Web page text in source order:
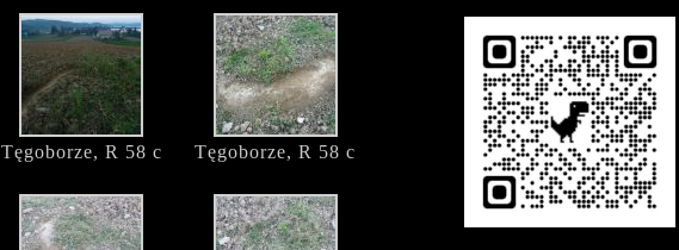
Tęgoborze, R 58 c Tęgoborze, R 58 c